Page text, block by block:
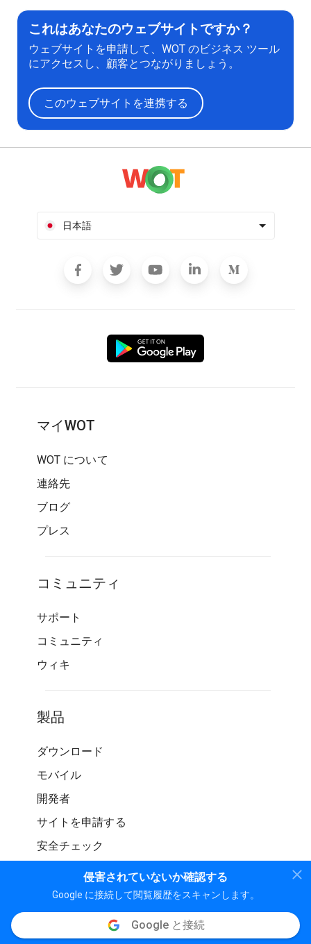
侵害されていないか確認する
Google に接続して閲覧履歴をスキャンします。
Google と接続
これはあなたのウェブサイトですか？
ウェブサイトを申請して、WOT のビジネス ツール
にアクセスし、顧客とつながりましょう。
このウェブサイトを連携する
日本語
マイWOT
WOT について
連絡先
ブログ
プレス
コミュニティ
サポート
コミュニティ
ウィキ
製品
ダウンロード
モバイル
開発者
サイトを申請する
安全チェック
© WOT サービス LP。 無断転載を禁じます